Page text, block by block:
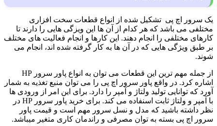
یک سرور اچ پی تشکیل شده از انواع قطعات سخت افزاری
مختلفی می باشد که هر کدام از آن ها این ویزگی هایی را دارند تا
کارهای مختلفی را انجام دهند. این کارها و انجام فعالیت های مختلف
بر طبق ویژگی هایی که در آن ها به کار گرفته شده اند، انجام می
شوند.
از جمله مهم ترین این قطعات می توان به انواع پاور سرور HP
اشاره کرد. در واقع پاور سرور اچ پی را می توان منبع تغذیه به شمار
آورد که توانایی تولید ولتاژ و آمپر را دارد. برای این امر از ورودی ها
با آمپر و ولتاژ ثابت اسنفاده می کند. برای خرید پاور سرور HP در
نظر داشته باشید که مدل و نسل سرور مهم است و قیمت پاور
سرور اچ پی بسته به توان مصرفی و راندمان کاری متغیر میباشد.